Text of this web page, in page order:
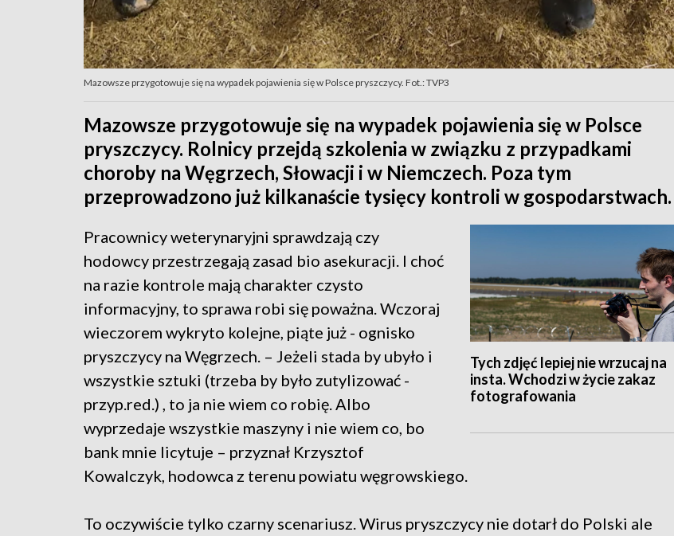
Mazowsze przygotowuje się na wypadek pojawienia się w Polsce pryszczycy. Fot.: TVP3
Mazowsze przygotowuje się na wypadek pojawienia się w Polsce
pryszczycy. Rolnicy przejdą szkolenia w związku z przypadkami
choroby na Węgrzech, Słowacji i w Niemczech. Poza tym
przeprowadzono już kilkanaście tysięcy kontroli w gospodarstwach.
Tych zdjęć lepiej nie wrzucaj na
insta. Wchodzi w życie zakaz
fotografowania
Pracownicy weterynaryjni sprawdzają czy
hodowcy przestrzegają zasad bio asekuracji. I choć
na razie kontrole mają charakter czysto
informacyjny, to sprawa robi się poważna. Wczoraj
wieczorem wykryto kolejne, piąte już - ognisko
pryszczycy na Węgrzech. – Jeżeli stada by ubyło i
wszystkie sztuki (trzeba by było zutylizować -
przyp.red.) , to ja nie wiem co robię. Albo
wyprzedaje wszystkie maszyny i nie wiem co, bo
bank mnie licytuje – przyznał Krzysztof
Kowalczyk, hodowca z terenu powiatu węgrowskiego.
To oczywiście tylko czarny scenariusz. Wirus pryszczycy nie dotarł do Polski ale